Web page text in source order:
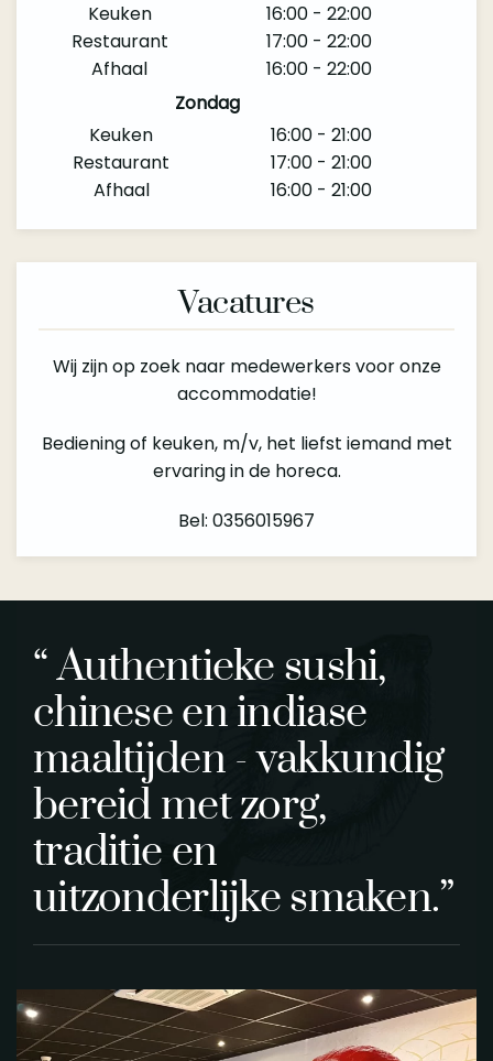
Keuken
Restaurant
Afhaal
16:00 - 22:00
17:00 - 22:00
16:00 - 22:00
Zondag
Keuken
Restaurant
Afhaal
16:00 - 21:00
17:00 - 21:00
16:00 - 21:00
Vacatures
Wij zijn op zoek naar medewerkers voor onze
accommodatie!
Bediening of keuken, m/v, het liefst iemand met
ervaring in de horeca.
Bel: 0356015967
“ Authentieke sushi,
chinese en indiase
maaltijden - vakkundig
bereid met zorg,
traditie en
uitzonderlijke smaken.”